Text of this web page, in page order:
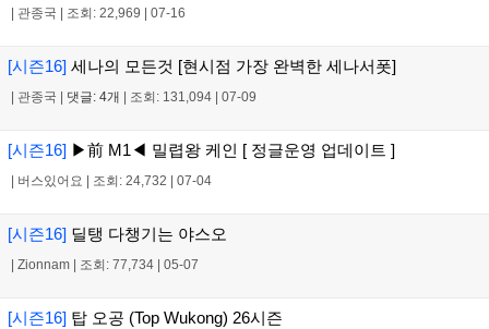
관종국 조회: 22,969 07-16
[시즌16] 세나의 모든것 [현시점 가장 완벽한 세나서폿]
관종국 댓글: 4개 조회: 131,094 07-09
[시즌16] ▶前 M1◀ 밀렵왕 케인 [ 정글운영 업데이트 ]
버스있어요 조회: 24,732 07-04
[시즌16] 딜탱 다챙기는 야스오
Zionnam 조회: 77,734 05-07
[시즌16] 탑 오공 (Top Wukong) 26시즌